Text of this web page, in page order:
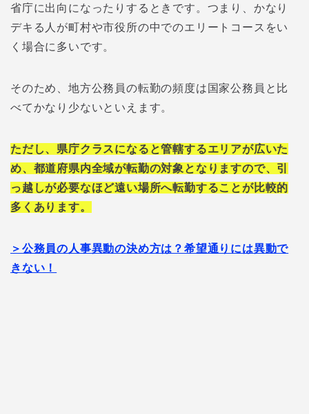
省庁に出向になったりするときです。つまり、かなり
デキる人が町村や市役所の中でのエリートコースをい
く場合に多いです。
そのため、地方公務員の転勤の頻度は国家公務員と比
べてかなり少ないといえます。
ただし、県庁クラスになると管轄するエリアが広いた
め、都道府県内全域が転勤の対象となりますので、引
っ越しが必要なほど遠い場所へ転勤することが比較的
多くあります。
＞公務員の人事異動の決め方は？希望通りには異動で
きない！